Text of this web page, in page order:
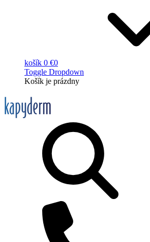
košík 0 €0
Toggle Dropdown
Košík je prázdny